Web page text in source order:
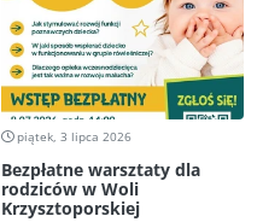
piątek, 3 lipca 2026
Bezpłatne warsztaty dla
rodziców w Woli
Krzysztoporskiej